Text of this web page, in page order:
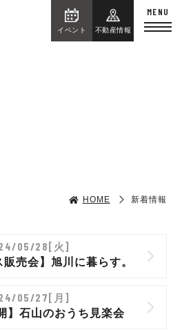
イベント 不動産情報
HOME 新着情報
05/28[火]
販売会】旭川に暮らす。
05/27[月]
】石山のおうち見楽会